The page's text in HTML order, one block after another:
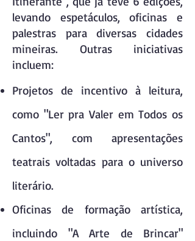
levando espetáculos, oficinas e
palestras para diversas cidades
mineiras. Outras iniciativas
incluem:
Projetos de incentivo à leitura,
como "Ler pra Valer em Todos os
Cantos", com apresentações
teatrais voltadas para o universo
literário.
Oficinas de formação artística,
incluindo "A Arte de Brincar"